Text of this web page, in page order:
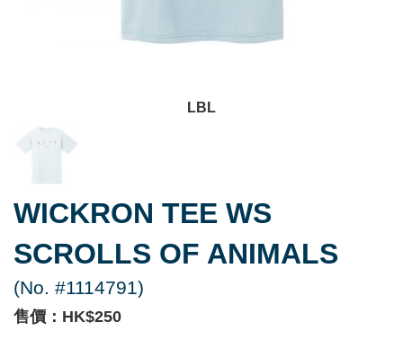
LBL
WICKRON TEE WS
SCROLLS OF ANIMALS
(No. #1114791)
售價：HK$250